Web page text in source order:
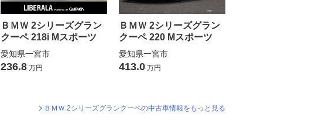
ＢＭＷ 2シリーズグラン
クーペ 218i Mスポーツ
愛知県一宮市
236.8 万円
ＢＭＷ 2シリーズグラン
クーペ 220 Mスポーツ
愛知県一宮市
413.0 万円
ＢＭＷ 2シリーズグランクーペの中古車情報をもっと見る